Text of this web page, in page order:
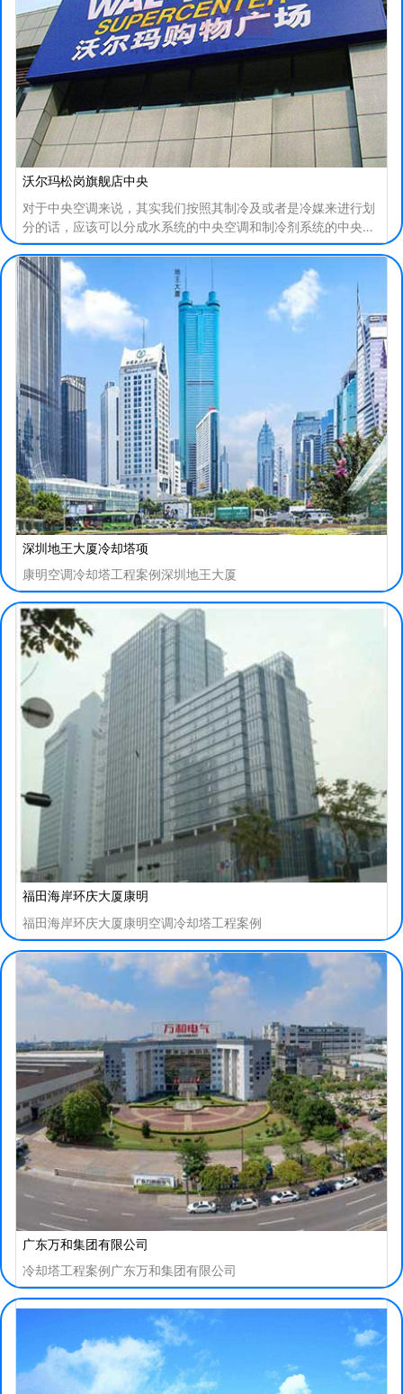
沃尔玛松岗旗舰店中央
对于中央空调来说，其实我们按照其制冷及或者是冷媒来进行划
分的话，应该可以分成水系统的中央空调和制冷剂系统的中央空
调。而对于制冷剂系统的中央空调都是使用的铜
深圳地王大厦冷却塔项
康明空调冷却塔工程案例深圳地王大厦
福田海岸环庆大厦康明
福田海岸环庆大厦康明空调冷却塔工程案例
广东万和集团有限公司
冷却塔工程案例广东万和集团有限公司